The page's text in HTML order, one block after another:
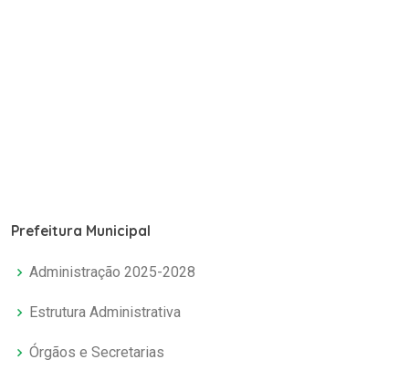
Prefeitura Municipal
Administração 2025-2028
Estrutura Administrativa
Órgãos e Secretarias